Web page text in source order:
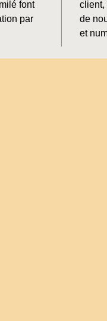
font
par
client,
de
et